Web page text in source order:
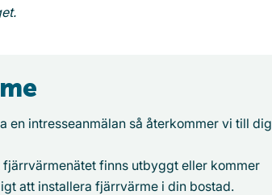
en intresseanmälan så återkommer vi till dig
finns utbyggt eller kommer
att installera fjärrvärme i din bostad.